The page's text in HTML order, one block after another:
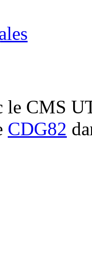
le CMS
CDG82